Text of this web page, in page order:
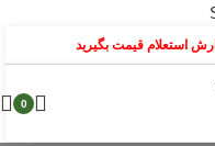
استعلام قیمت بگیرید
0